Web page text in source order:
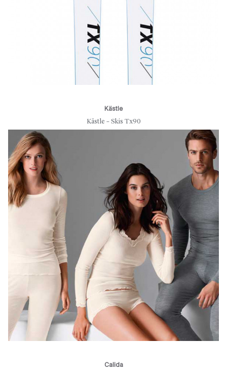
Kästle
Kästle – Skis Tx90
Calida